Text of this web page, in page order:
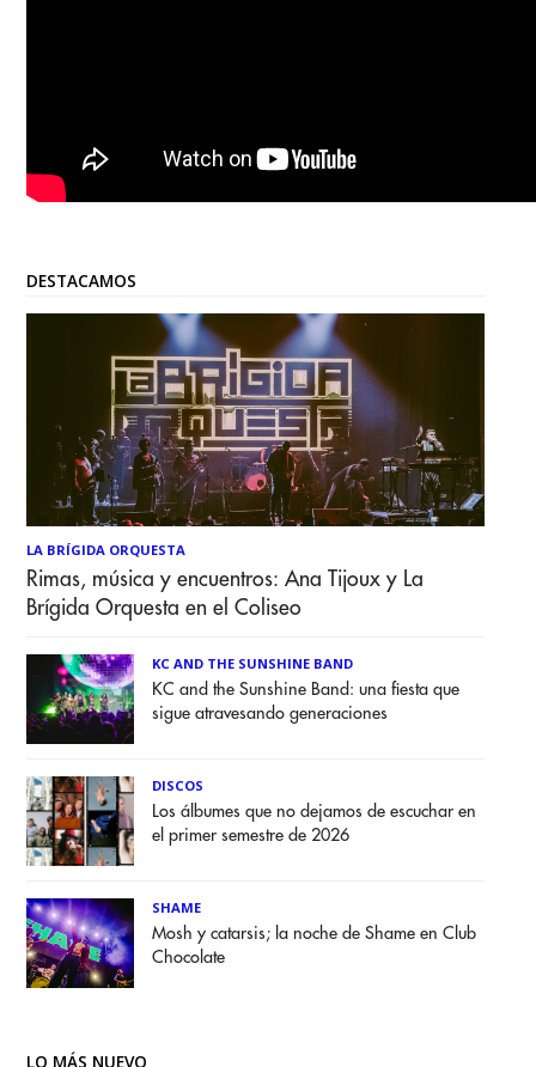
DESTACAMOS
LA BRÍGIDA ORQUESTA
Rimas, música y encuentros: Ana Tijoux y La
Brígida Orquesta en el Coliseo
KC AND THE SUNSHINE BAND
KC and the Sunshine Band: una fiesta que
sigue atravesando generaciones
DISCOS
Los álbumes que no dejamos de escuchar en
el primer semestre de 2026
SHAME
Mosh y catarsis; la noche de Shame en Club
Chocolate
LO MÁS NUEVO